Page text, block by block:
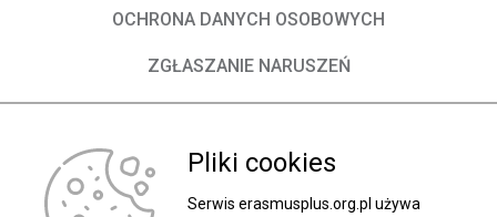
OCHRONA DANYCH OSOBOWYCH
ZGŁASZANIE NARUSZEŃ
O Fundacji
Władze FRSE
Pliki cookies
Serwis erasmusplus.org.pl używa